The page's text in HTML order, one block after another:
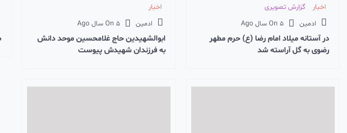
اخبار
گزارش تصویری
ادمین
On 5 سال Ago
در آستانه میلاد امام رضا (ع) حرم مطهر
رضوی به گل آراسته شد
اخبار
ادمین
On 5 سال Ago
ابوالشهیدین حاج غلامحسین موحد دانش
به فرزندان شهیدش پیوست